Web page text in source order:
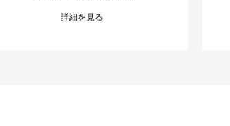
詳細を見る